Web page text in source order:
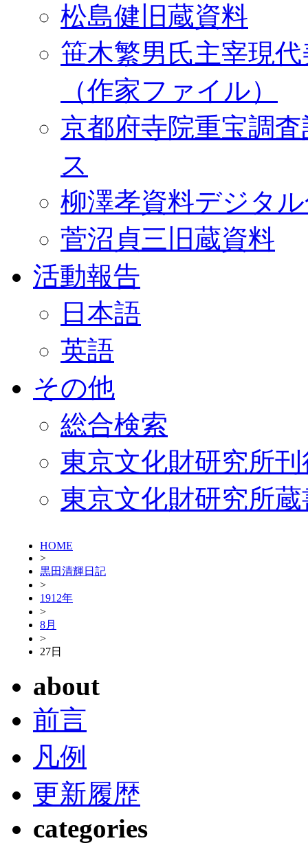
松島健旧蔵資料
笹木繁男氏主宰現
（作家ファイル）
京都府寺院重宝調
ス
柳澤孝資料デジタ
菅沼貞三旧蔵資料
活動報告
日本語
英語
その他
総合検索
東京文化財研究所
東京文化財研究所
HOME
>
黒田清輝日記
>
1912年
>
8月
>
27日
about
前言
凡例
更新履歴
categories